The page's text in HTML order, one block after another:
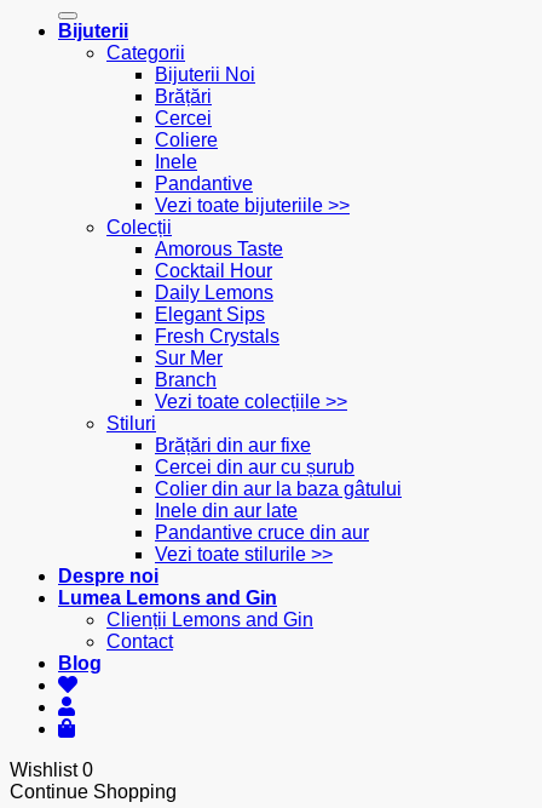
Bijuterii
Categorii
Bijuterii Noi
Brățări
Cercei
Coliere
Inele
Pandantive
Vezi toate bijuteriile >>
Colecții
Amorous Taste
Cocktail Hour
Daily Lemons
Elegant Sips
Fresh Crystals
Sur Mer
Branch
Vezi toate colecțiile >>
Stiluri
Brățări din aur fixe
Cercei din aur cu șurub
Colier din aur la baza gâtului
Inele din aur late
Pandantive cruce din aur
Vezi toate stilurile >>
Despre noi
Lumea Lemons and Gin
Clienții Lemons and Gin
Contact
Blog
Wishlist0
Continue Shopping